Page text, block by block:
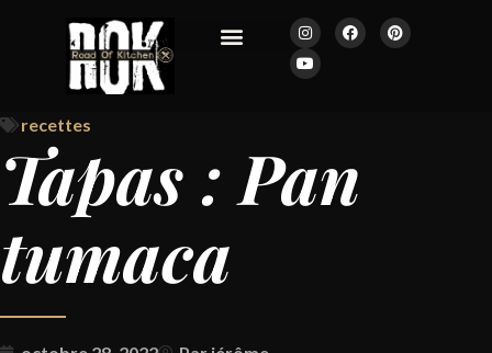
recettes
Tapas : Pan
tumaca